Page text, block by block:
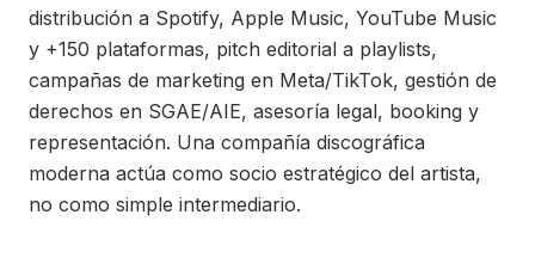
distribución a Spotify, Apple Music, YouTube Music
y +150 plataformas, pitch editorial a playlists,
campañas de marketing en Meta/TikTok, gestión de
derechos en SGAE/AIE, asesoría legal, booking y
representación. Una compañía discográfica
moderna actúa como socio estratégico del artista,
no como simple intermediario.